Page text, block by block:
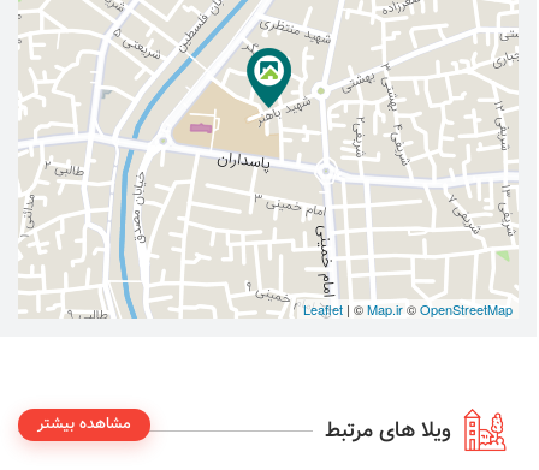
Leaflet | ©Map.ir©OpenStreetMap
ویلا های مرتبط مشاهده بیشتر